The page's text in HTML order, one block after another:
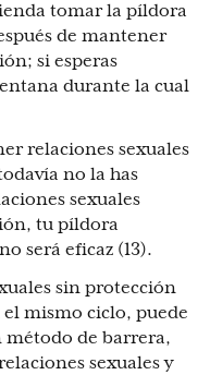
tomar la píldora
de mantener
si esperas
durante la cual
relaciones sexuales
no la has
sexuales
tu píldora
será eficaz (13).
sin protección
mismo ciclo, puede
método de barrera,
sexuales y